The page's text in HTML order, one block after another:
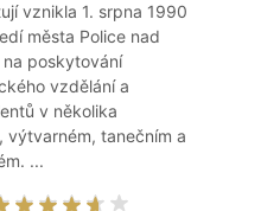
vznikla 1. srpna 1990
města Police nad
na poskytování
vzdělání a
v několika
výtvarném, tanečním a
...